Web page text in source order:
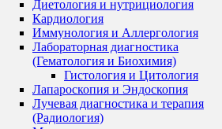
Диетология и нутрициология
Кардиология
Иммунология и Аллергология
Лабораторная диагностика
(Гематология и Биохимия)
Гистология и Цитология
Лапароскопия и Эндоскопия
Лучевая диагностика и терапия
(Радиология)